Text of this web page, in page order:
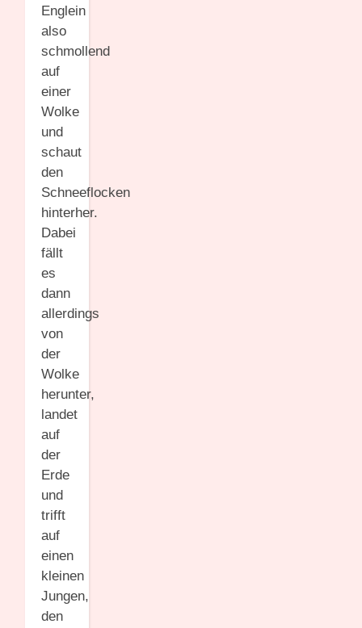
Englein
also
schmollend
auf
einer
Wolke
und
schaut
den
Schneeflocken
hinterher.
Dabei
fällt
es
dann
allerdings
von
der
Wolke
herunter,
landet
auf
der
Erde
und
trifft
auf
einen
kleinen
Jungen,
den